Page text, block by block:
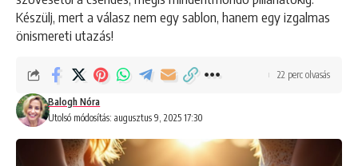
Készülj, mert a válasz nem egy sablon, hanem egy izgalmas
önismereti utazás!
Utolsó módosítás: augusztus 9, 2025 17:30
Balogh Nóra
22 perc olvasás